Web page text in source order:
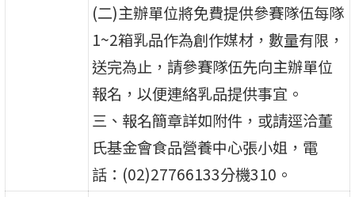
(二)主辦單位將免費提供參賽隊伍每隊
1~2箱乳品作為創作媒材，數量有限，
送完為止，請參賽隊伍先向主辦單位
報名，以便連絡乳品提供事宜。
三、報名簡章詳如附件，或請逕洽董
氏基金會食品營養中心張小姐，電
話：(02)27766133分機310。